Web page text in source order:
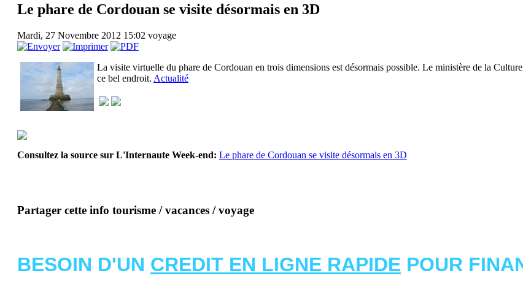
Le phare de Cordouan se visite désormais en 3D
Mardi, 27 Novembre 2012 15:02 voyage
La visite virtuelle du phare de Cordouan en trois dimensions est désormais possible. Le ministère de la
ce bel endroit. Actualité
Consultez la source sur L'Internaute Week-end: Le phare de Cordouan se visite désormais en 3D
Partager cette info tourisme / vacances / voyage
BESOIN D'UN CREDIT EN LIGNE RAPIDE POUR